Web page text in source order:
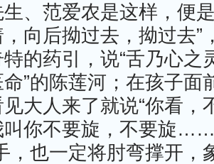
、范爱农是这样，便
向后拗过去，拗过去”
的药引，说“舌乃心之
”的陈莲河；在孩子面
大人来了就说“你看，
叫你不要旋，不要旋
，也一定将肘弯撑开，